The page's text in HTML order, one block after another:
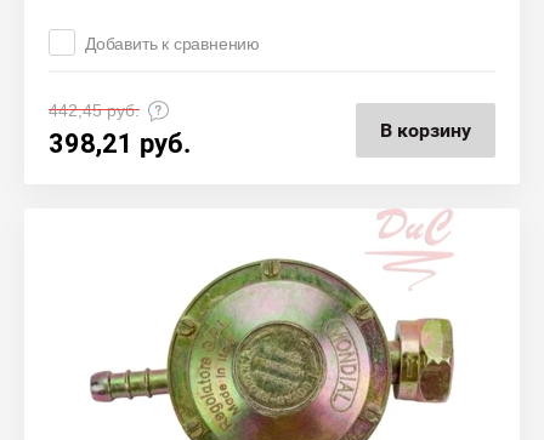
Добавить к сравнению
442,45руб.
398,21 руб. В корзину